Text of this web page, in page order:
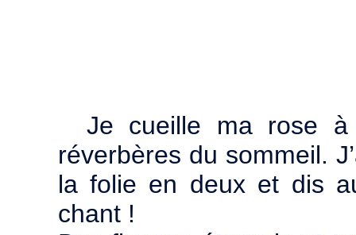
Je cueille ma rose
réverbères du sommeil.
la folie en deux et dis
chant !